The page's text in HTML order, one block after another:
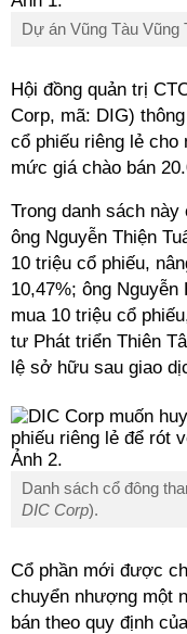
Dự án Vũng Tàu Vũng
Hội đồng quản trị
Corp, mã: DIG)
cổ phiếu riêng lẻ cho
mức giá chào bán
Trong danh sách
ông Nguyễn Thiện
10 triệu cổ phiếu,
10,47%; ông
mua 10 triệu cổ
tư Phát triển Thiên
lệ sở hữu sau giao
Danh sách cổ đông
DIC Corp).
Cổ phần mới được
chuyển nhượng một
bán theo quy định